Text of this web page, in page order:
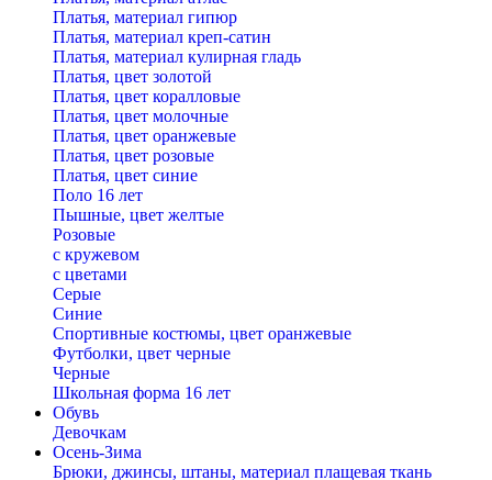
Платья, материал гипюр
Платья, материал креп-сатин
Платья, материал кулирная гладь
Платья, цвет золотой
Платья, цвет коралловые
Платья, цвет молочные
Платья, цвет оранжевые
Платья, цвет розовые
Платья, цвет синие
Поло 16 лет
Пышные, цвет желтые
Розовые
с кружевом
с цветами
Серые
Синие
Спортивные костюмы, цвет оранжевые
Футболки, цвет черные
Черные
Школьная форма 16 лет
Обувь
Девочкам
Осень-Зима
Брюки, джинсы, штаны, материал плащевая ткань